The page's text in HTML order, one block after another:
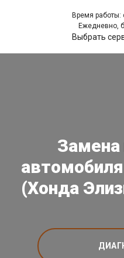
Время работы:
Ежедневно,
Выбрать
Замена
(Хонда